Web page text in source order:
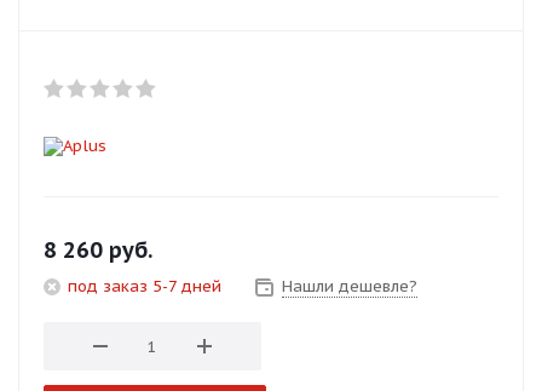
8 260 руб.
под заказ 5-7 дней Нашли дешевле?
Оплачивайте сегодня только
Оставшиеся
% будут
% каждые 2 недели